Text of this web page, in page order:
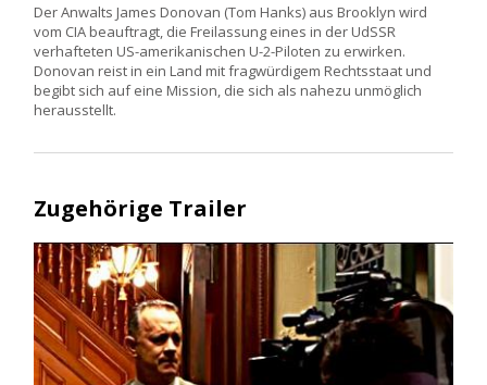
Der Anwalts James Donovan (Tom Hanks) aus Brooklyn wird
vom CIA beauftragt, die Freilassung eines in der UdSSR
verhafteten US-amerikanischen U-2-Piloten zu erwirken.
Donovan reist in ein Land mit fragwürdigem Rechtsstaat und
begibt sich auf eine Mission, die sich als nahezu unmöglich
herausstellt.
Zugehörige Trailer